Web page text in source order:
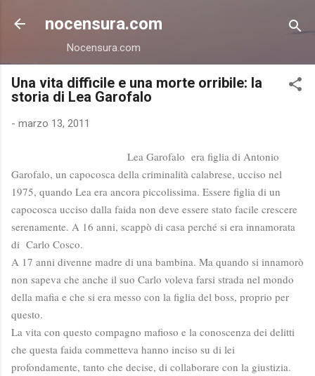
Passa ai contenuti principali
nocensura.com
Nocensura.com
Una vita difficile e una morte orribile: la
storia di Lea Garofalo
- marzo 13, 2011
Lea Garofalo era figlia di Antonio
Garofalo, un capocosca della criminalità calabrese, ucciso nel
1975, quando Lea era ancora piccolissima. Essere figlia di un
capocosca ucciso dalla faida non deve essere stato facile crescere
serenamente. A 16 anni, scappò di casa perché si era innamorata
di Carlo Cosco.
A 17 anni divenne madre di una bambina. Ma quando si innamorò
non sapeva che anche il suo Carlo voleva farsi strada nel mondo
della mafia e che si era messo con la figlia del boss, proprio per
questo.
La vita con questo compagno mafioso e la conoscenza dei delitti
che questa faida commetteva hanno inciso su di lei
profondamente, tanto che decise, di collaborare con la giustizia.